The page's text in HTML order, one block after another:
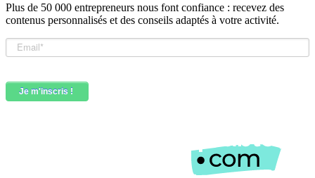
Plus de 50 000 entrepreneurs nous font confiance : recevez des
contenus personnalisés et des conseils adaptés à votre activité.